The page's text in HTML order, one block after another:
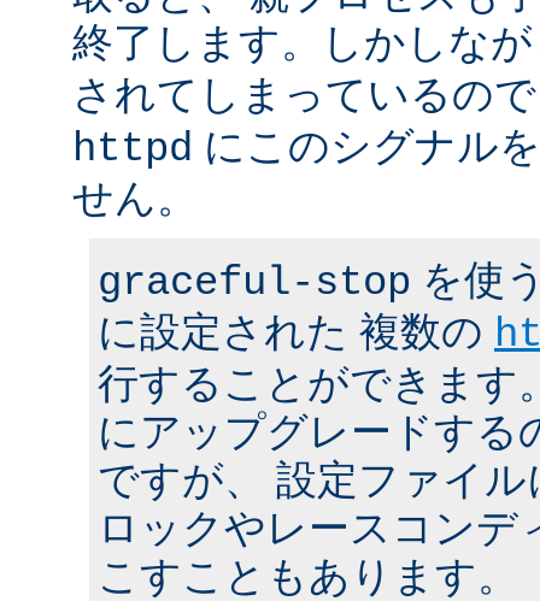
終了します。しかしな
されてしまっているの
httpd にこのシグナル
せん。
graceful-stop を使
に設定された 複数の
行することができます
にアップグレードする
ですが、 設定ファイ
ロックやレースコンデ
こすこともあります。